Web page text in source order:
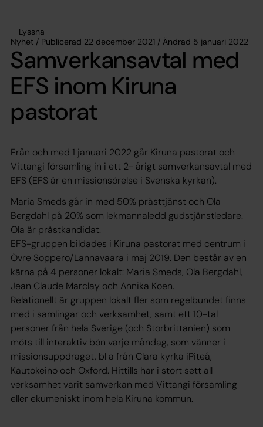
Lyssna
Nyhet / Publicerad 22 december 2021 / Ändrad 5 januari 2022
Samverkansavtal med
EFS inom Kiruna
pastorat
Från och med 1 januari 2022 går Kiruna pastorat och
Vittangi församling in i ett 2- årigt samverkansavtal med
EFS (EFS är en missionsörelse i Svenska kyrkan).
Maria Smeds går in med 50% prästtjänst och Ola
Bergdahl på 20% som lekmannaledd gudstjänstledare.
Ola är prästkandidat.
EFS-gruppen bildades i Kiruna pastorat med centrum i
Övre Soppero/Lannavaara i maj 2019. Den består av en
kärna på 4 personer lokalt: Maria Smeds, Ola Bergdahl,
Jean Claude Marclay och Annika Koen.
Relationellt är gruppen lokalt fler som regelbundet finns
med i samlingar och verksamhet, samt ett 10-tal
personer från hela Sverige (och Storbrittanien) som
möts till interaktiv bön varje måndag, som vänner i
missionsuppdraget, bl a från Clara kyrka iPiteå,
Kautokeino och Oxford. Hittills har i stort sett all
verksamhet varit samverkan med Vittangi församling
eller ekumeniskt inom hela Kiruna kommun.